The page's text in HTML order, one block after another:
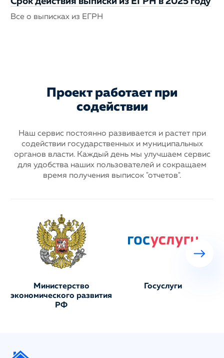
Все о выписках из ЕГРН
Проект работает при
содействии
Наш сервис постоянно развивается и растет при
содействии государственныхи муниципальных
органов власти. Каждый день мы улучшаем сервис
для удобства наших пользователей и сокращаем
время получения выписок "отчетов".
Министерство
экономического развития
РФ
Госуслуги